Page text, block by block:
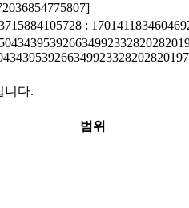
:
니다.
범위